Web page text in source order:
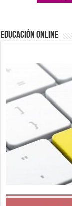
EDUCACIÓN ONLINE